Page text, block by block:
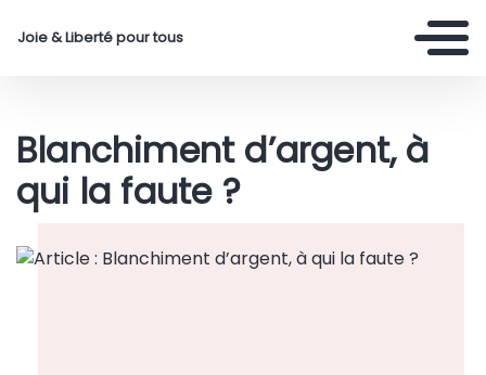
Joie & Liberté pour tous
Blanchiment d’argent, à
qui la faute ?